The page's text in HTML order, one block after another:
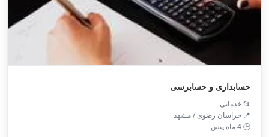
حسابداری و حسابرسی
📂 خدماتی
📍 خراسان رضوی / مشهد
🕒 4 ماه پیش